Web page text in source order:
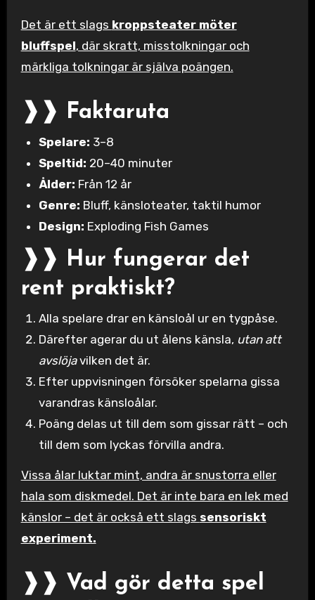
Det är ett slags kroppsteater möter
bluffspel, där skratt, misstolkningar och
märkliga tolkningar är själva poängen.
❱❱ Faktaruta
Spelare: 3–8
Speltid: 20–40 minuter
Ålder: Från 12 år
Genre: Bluff, känsloteater, taktil humor
Design: Exploding Fish Games
❱❱ Hur fungerar det
rent praktiskt?
Alla spelare drar en känsloål ur en tygpåse.
Därefter agerar du ut ålens känsla, utan att
avslöjavilken det är.
Efter uppvisningen försöker spelarna gissa
varandras känsloålar.
Poäng delas ut till dem som gissar rätt – och
till dem som lyckas förvilla andra.
Vissa ålar luktar mint, andra är snustorra eller
hala som diskmedel. Det är inte bara en lek med
känslor – det är också ett slags sensoriskt
experiment.
❱❱ Vad gör detta spel